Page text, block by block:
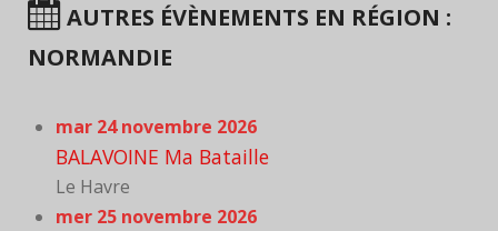
AUTRES ÉVÈNEMENTS EN RÉGION :
NORMANDIE
mar 24 novembre 2026
BALAVOINE Ma Bataille
Le Havre
mer 25 novembre 2026